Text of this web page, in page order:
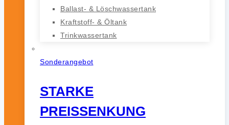
Ballast- & Löschwassertank
Kraftstoff- & Öltank
Trinkwassertank
Sonderangebot
STARKE
PREISSENKUNG